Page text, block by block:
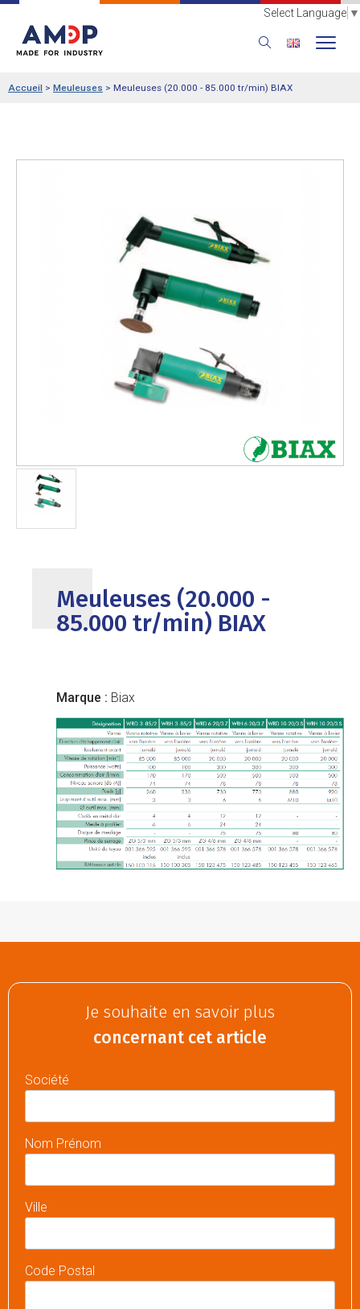
Select Language ▼
Accueil > Meuleuses > Meuleuses (20.000 - 85.000 tr/min) BIAX
Meuleuses (20.000 -
85.000 tr/min) BIAX
Marque : Biax
Je souhaite en savoir plus
concernant cet article
Société
Nom Prénom
Ville
Code Postal